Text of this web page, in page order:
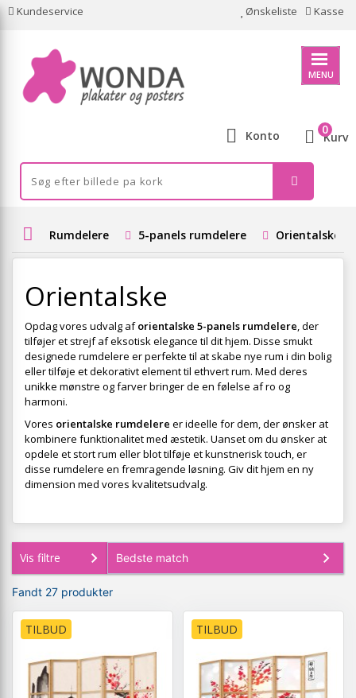
Kundeservice Ønskeliste Kasse
MENU
Konto Kurv
0
Rumdelere 5-panels rumdelere Orientalske
Orientalske
Opdag vores udvalg aforientalske 5-panels rumdelere, der
tilføjer et strejf af eksotisk elegance til dit hjem. Disse smukt
designede rumdelere er perfekte til at skabe nye rum i din bolig
eller tilføje et dekorativt element til ethvert rum. Med deres
unikke mønstre og farver bringer de en følelse af ro og
harmoni.
Vores orientalske rumdelere er ideelle for dem, der ønsker at
kombinere funktionalitet med æstetik. Uanset om du ønsker at
opdele et stort rum eller blot tilføje et kunstnerisk touch, er
disse rumdelere en fremragende løsning. Giv dit hjem en ny
dimension med vores kvalitetsudvalg.
Vis filtre
Fandt 27 produkter
TILBUD TILBUD